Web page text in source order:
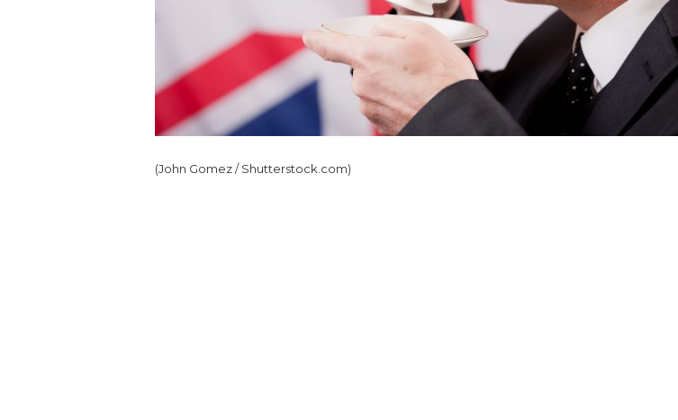
(John Gomez / Shutterstock.com)